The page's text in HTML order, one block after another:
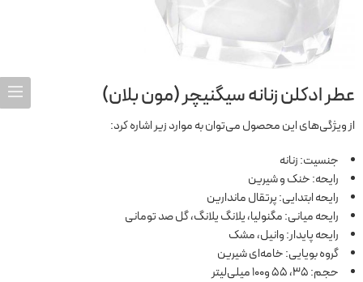
عطر ادکلن زنانه سیگنیچر (مون بلان)
از ویژگی‌های این محصول می‌توان به موارد زیر اشاره کرد:
جنسیت: زنانه
رایحه: خنک و شیرین
رایحه ابتدایی: پرتقال ماندارین
رایحه میانی: مگنولیا، یلانگ یلانگ، گل صد تومانی
رایحه پایدار: وانیل، مشک
گروه بویایی: خامه‌ای شیرین
حجم: 35، 55 و100 میلی‌لیتر